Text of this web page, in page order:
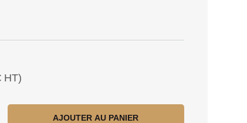
HT)
AJOUTER AU PANIER